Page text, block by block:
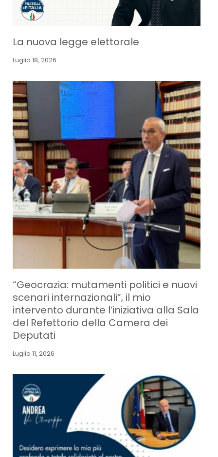
La nuova legge elettorale
Luglio 18, 2026
“Geocrazia: mutamenti politici e nuovi
scenari internazionali”, il mio
intervento durante l’iniziativa alla Sala
del Refettorio della Camera dei
Deputati
Luglio 11, 2026